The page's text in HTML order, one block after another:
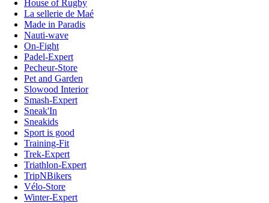
House of Rugby
La sellerie de Maé
Made in Paradis
Nauti-wave
On-Fight
Padel-Expert
Pecheur-Store
Pet and Garden
Slowood Interior
Smash-Expert
Sneak'In
Sneakids
Sport is good
Training-Fit
Trek-Expert
Triathlon-Expert
TripNBikers
Vélo-Store
Winter-Expert